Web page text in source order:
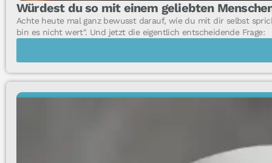
Würdest du so mit einem geliebten
Achte heute mal ganz bewusst darauf, wie du mit dir selbst
bin es nicht wert". Und jetzt die eigentlich entscheidende Frage:
EINBLICKE